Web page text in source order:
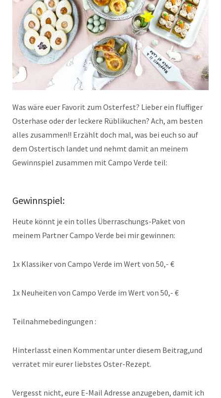
Was wäre euer Favorit zum Osterfest? Lieber ein fluffiger
Osterhase oder der leckere Rüblikuchen? Ach, am besten
alles zusammen!! Erzählt doch mal, was bei euch so auf
dem Ostertisch landet und nehmt damit an meinem
Gewinnspiel zusammen mit Campo Verde teil:
Gewinnspiel:
Heute könnt je ein tolles Überraschungs-Paket von
meinem Partner Campo Verde bei mir gewinnen:
1x Klassiker von Campo Verde im Wert von 50,- €
1x Neuheiten von Campo Verde im Wert von 50,- €
Teilnahmebedingungen :
Hinterlasst einen Kommentar unter diesem Beitrag,und
verratet mir eurer liebstes Oster-Rezept.
Vergesst nicht, eure E-Mail Adresse anzugeben, damit ich